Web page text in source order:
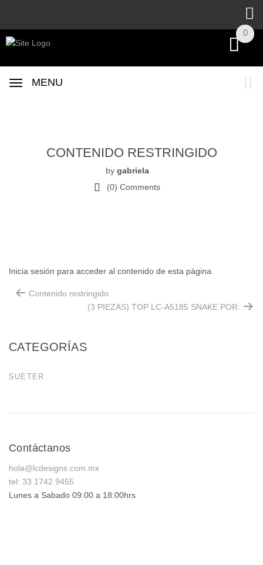
0
MENU
0
CONTENIDO RESTRINGIDO
by gabriela
(0) Comments
Inicia sesión para acceder al contenido de esta página.
Contenido restringido
(3 PIEZAS) TOP LC-A5185 SNAKE POR:
CATEGORÍAS
SUETER
Contáctanos
hola@lcdesigns.com.mx
tel: 33 1742 9455
Lunes a Sabado 09:00 a 18:00hrs